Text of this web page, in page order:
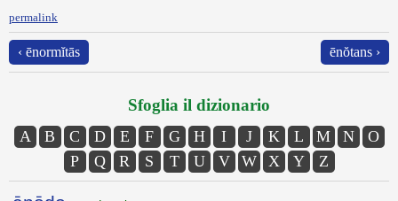
permalink
‹ ēnormĭtās ēnŏtans ›
Sfoglia il dizionario
A B C D E F G H I J K L M N
O
P
Q R S T U V W X Y Z